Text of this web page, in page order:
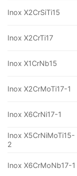
Inox X2CrSiTi15
Inox X2CrTi17
Inox X1CrNb15
Inox X2CrMoTi17-1
Inox X6CrNi17-1
Inox X5CrNiMoTi15-
2
Inox X6CrMoNb17-1